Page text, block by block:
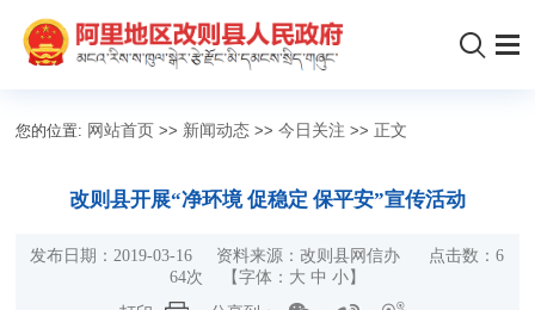
您的位置: 网站首页 >> 新闻动态 >>今日关注 >> 正文
改则县开展“净环境 促稳定 保平安”宣传活动
发布日期：2019-03-16 资料来源：改则县网信办 点击数：6
64次 【字体： 大 中 小】